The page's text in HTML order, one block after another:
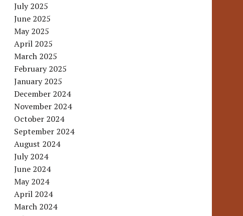
July 2025
June 2025
May 2025
April 2025
March 2025
February 2025
January 2025
December 2024
November 2024
October 2024
September 2024
August 2024
July 2024
June 2024
May 2024
April 2024
March 2024